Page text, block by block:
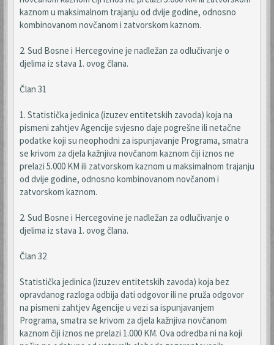
kaznom u maksimalnom trajanju od dvije godine, odnosno
kombinovanom novčanom i zatvorskom kaznom.
2. Sud Bosne i Hercegovine je nadležan za odlučivanje o
djelima iz stava 1. ovog člana.
Član 31
1. Statistička jedinica (izuzev entitetskih zavoda) koja na
pismeni zahtjev Agencije svjesno daje pogrešne ili netačne
podatke koji su neophodni za ispunjavanje Programa, smatra
se krivom za djela kažnjiva novčanom kaznom čiji iznos ne
prelazi 5.000 KM ili zatvorskom kaznom u maksimalnom trajanju
od dvije godine, odnosno kombinovanom novčanom i
zatvorskom kaznom.
2. Sud Bosne i Hercegovine je nadležan za odlučivanje o
djelima iz stava 1. ovog člana.
Član 32
Statistička jedinica (izuzev entitetskih zavoda) koja bez
opravdanog razloga odbija dati odgovor ili ne pruža odgovor
na pismeni zahtjev Agencije u vezi sa ispunjavanjem
Programa, smatra se krivom za djela kažnjiva novčanom
kaznom čiji iznos ne prelazi 1.000 KM. Ova odredba ni na koji